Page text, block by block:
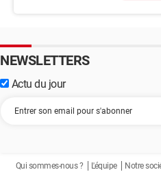
NEWSLETTERS
Actu du jour
Qui sommes-nous ? L'équipe Notre